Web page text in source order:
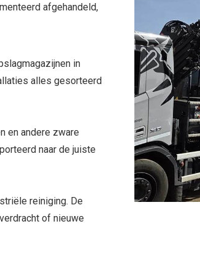
afgehandeld,
in
alles gesorteerd
en andere zware
naar de juiste
reiniging. De
of nieuwe